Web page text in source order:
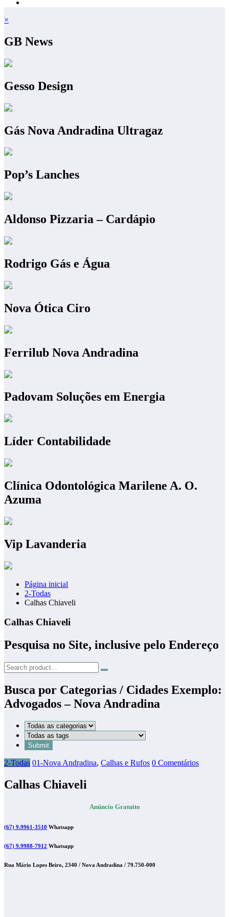
×
GB News
Gesso Design
Gás Nova Andradina Ultragaz
Pop’s Lanches
Aldonso Pizzaria – Cardápio
Rodrigo Gás e Água
Nova Ótica Ciro
Ferrilub Nova Andradina
Padovam Soluções em Energia
Líder Contabilidade
Clínica Odontológica Marilene A. O.
Azuma
Vip Lavanderia
Página inicial
2-Todas
Calhas Chiaveli
Calhas Chiaveli
Pesquisa no Site, inclusive pelo Endereço
Busca por Categorias / Cidades Exemplo:
Advogados – Nova Andradina
2-Todas 01-Nova Andradina, Calhas e Rufos 0 Comentários
Calhas Chiaveli
Anúncio Gratuito
(67) 9.9961-3510 Whatsapp
(67) 9.9988-7912 Whatsapp
Rua Mário Lopes Beiro, 2340 / Nova Andradina / 79.750-000